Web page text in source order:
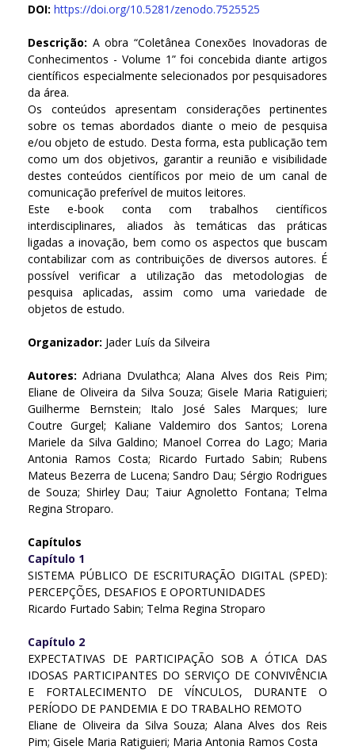
DOI: https://doi.org/10.5281/zenodo.7525525
Descrição: A obra “Coletânea Conexões Inovadoras de
Conhecimentos - Volume 1” foi concebida diante artigos
científicos especialmente selecionados por pesquisadores
da área.
Os conteúdos apresentam considerações pertinentes
sobre os temas abordados diante o meio de pesquisa
e/ou objeto de estudo. Desta forma, esta publicação tem
como um dos objetivos, garantir a reunião e visibilidade
destes conteúdos científicos por meio de um canal de
comunicação preferível de muitos leitores.
Este e-book conta com trabalhos científicos
interdisciplinares, aliados às temáticas das práticas
ligadas a inovação, bem como os aspectos que buscam
contabilizar com as contribuições de diversos autores. É
possível verificar a utilização das metodologias de
pesquisa aplicadas, assim como uma variedade de
objetos de estudo.
Organizador: Jader Luís da Silveira
Autores: Adriana Dvulathca; Alana Alves dos Reis Pim;
Eliane de Oliveira da Silva Souza; Gisele Maria Ratiguieri;
Guilherme Bernstein; Italo José Sales Marques; Iure
Coutre Gurgel; Kaliane Valdemiro dos Santos; Lorena
Mariele da Silva Galdino; Manoel Correa do Lago; Maria
Antonia Ramos Costa; Ricardo Furtado Sabin; Rubens
Mateus Bezerra de Lucena; Sandro Dau; Sérgio Rodrigues
de Souza; Shirley Dau; Taiur Agnoletto Fontana; Telma
Regina Stroparo.
Capítulos
Capítulo 1
SISTEMA PÚBLICO DE ESCRITURAÇÃO DIGITAL (SPED):
PERCEPÇÕES, DESAFIOS E OPORTUNIDADES
Ricardo Furtado Sabin; Telma Regina Stroparo
Capítulo 2
EXPECTATIVAS DE PARTICIPAÇÃO SOB A ÓTICA DAS
IDOSAS PARTICIPANTES DO SERVIÇO DE CONVIVÊNCIA
E FORTALECIMENTO DE VÍNCULOS, DURANTE O
PERÍODO DE PANDEMIA E DO TRABALHO REMOTO
Eliane de Oliveira da Silva Souza; Alana Alves dos Reis
Pim; Gisele Maria Ratiguieri; Maria Antonia Ramos Costa